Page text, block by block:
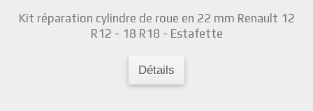
Kit réparation cylindre de roue en 22 mm Renault 12
R12 - 18 R18 - Estafette
Détails